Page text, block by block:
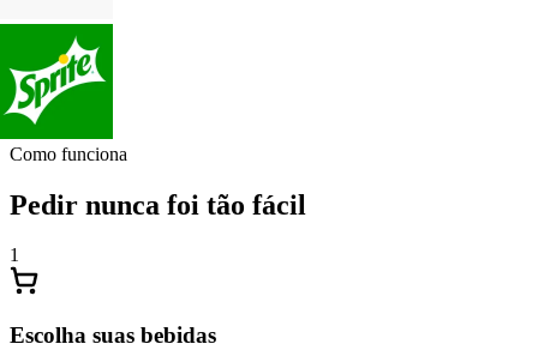
Como funciona
Pedir nunca foi tão fácil
1
Escolha suas bebidas